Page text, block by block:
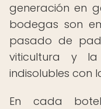
generación en
bodegas son
pasado de
viticultura y la
indisolubles con
En cada